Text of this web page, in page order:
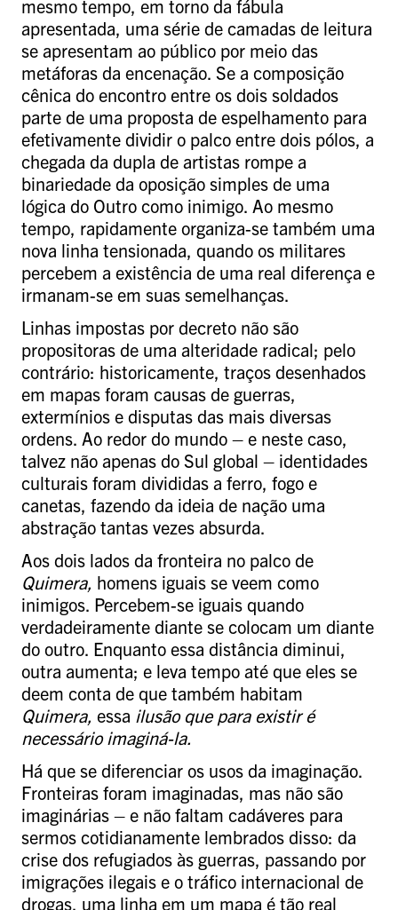
mesmo tempo, em torno da fábula
apresentada, uma série de camadas de leitura
se apresentam ao público por meio das
metáforas da encenação. Se a composição
cênica do encontro entre os dois soldados
parte de uma proposta de espelhamento para
efetivamente dividir o palco entre dois pólos, a
chegada da dupla de artistas rompe a
binariedade da oposição simples de uma
lógica do Outro como inimigo. Ao mesmo
tempo, rapidamente organiza-se também uma
nova linha tensionada, quando os militares
percebem a existência de uma real diferença e
irmanam-se em suas semelhanças.
Linhas impostas por decreto não são
propositoras de uma alteridade radical; pelo
contrário: historicamente, traços desenhados
em mapas foram causas de guerras,
extermínios e disputas das mais diversas
ordens. Ao redor do mundo – e neste caso,
talvez não apenas do Sul global – identidades
culturais foram divididas a ferro, fogo e
canetas, fazendo da ideia de nação uma
abstração tantas vezes absurda.
Aos dois lados da fronteira no palco de
Quimera, homens iguais se veem como
inimigos. Percebem-se iguais quando
verdadeiramente diante se colocam um diante
do outro. Enquanto essa distância diminui,
outra aumenta; e leva tempo até que eles se
deem conta de que também habitam
Quimera, essa ilusão que para existir é
necessário imaginá-la.
Há que se diferenciar os usos da imaginação.
Fronteiras foram imaginadas, mas não são
imaginárias – e não faltam cadáveres para
sermos cotidianamente lembrados disso: da
crise dos refugiados às guerras, passando por
imigrações ilegais e o tráfico internacional de
drogas, uma linha em um mapa é tão real